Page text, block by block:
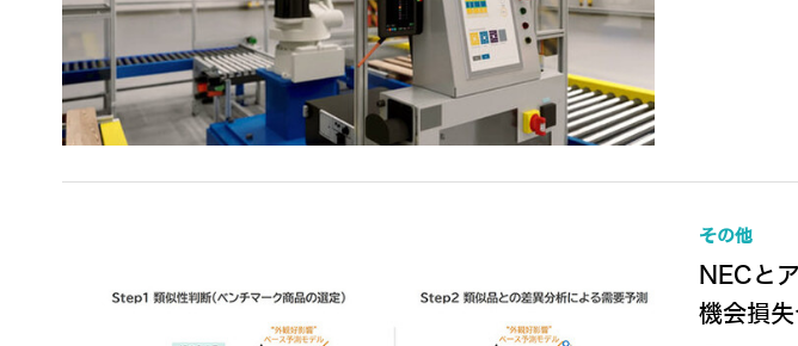
その他
NECと
機会損